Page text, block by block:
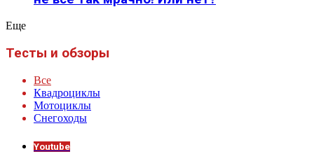
Eще
Тесты и обзоры
Все
Квадроциклы
Мотоциклы
Снегоходы
Youtube